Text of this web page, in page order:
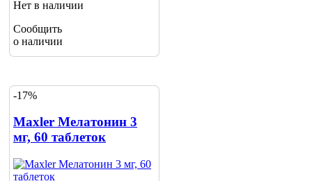
Нет в наличии
Сообщить
о наличии
-17%
Maxler Мелатонин 3
мг, 60 таблеток